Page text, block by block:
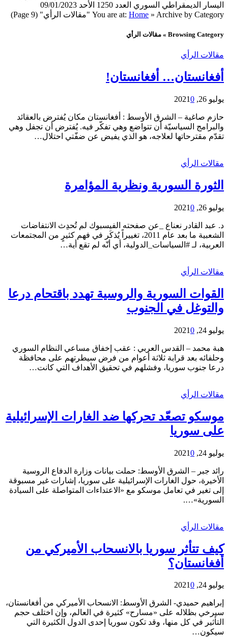
اليسار الديمقراطي السوري العدد 1250 الأحد 09/01/2023
You are at: Home » Archive by Category "مقالات الرأي" (Page 9)
Browsing Category » مقالات الرأي
مقالات الرأي
أفغانستان… أفغانستان!
يوليو 26, 2021 0
حازم صاغية – الشرق الأوسط : أفغانستان مكان يُفترض بالعقائد
والبرامج السياسيّة أن تتواضع وهي تفكّر فيه. يُفترض أن تجفل وهي
تقدّم مقترحاتها لعلاجه، هو الذي يفيض عن ضفّتي احتلال…
مقالات الرأي
الثورة السورية ونظرية المؤامرة
يوليو 26, 2021 0
د. عبد القادر نعناع _عن صفحته الفيسبوك لم تُحدِث الانتفاضات
الشعبية ما بعد عام 2011، تغييراً يُذكَر في فهم كثيرٍ من المجتمعات
العربية، لـ #السياسات_الدولية، أي أنّه لم تقع أية…
مقالات الرأي
القوات السورية والروسية تهدد باقتحام درعا
والتوغل في الجنوب
يوليو 24, 2021 0
هبة محمد – القدس العربي : عقب إخفاق مساعي النظام السوري
وحلفائه بعد قرابة ثلاثة أعوام من فرض سيطرتهم على محافظة
درعا جنوب سوريا، وفشلهم في تحقيق الأهداف التي كانت…
مقالات الرأي
موسكو تصعّد تحركها ضد الغارات الإسرائيلية
على سوريا
يوليو 24, 2021 0
رائد جبر – الشرق الأوسط: حملت بيانات وزارة الدفاع الروسية
الأخيرة، حول الغارات الإسرائيلية على سوريا، إشارات غير مسبوقة
إلى تغير في تعامل موسكو مع «الاعتداءات المتواصلة على السيادة
السورية»….
مقالات الرأي
كيف تتأثر سوريا بالانسحاب الأميركي من
أفغانستان؟
يوليو 24, 2021 0
إبراهيم حميدي- الشرق الأوسط: الانسحاب الأميركي من أفغانستان،
سيرخي بظلاله على «مسارح» كثيرة في العالم، وإن اختلف حجم
التأثير في كل منها، وقد تكون سوريا إحدى الدول الكثيرة التي
سيكون…